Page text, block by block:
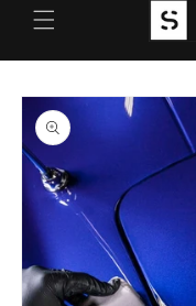
vidare till